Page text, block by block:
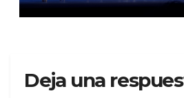
Deja una